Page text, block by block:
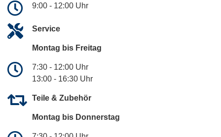
9:00 - 12:00 Uhr
Service
Montag bis Freitag
7:30 - 12:00 Uhr
13:00 - 16:30 Uhr
Teile & Zubehör
Montag bis Donnerstag